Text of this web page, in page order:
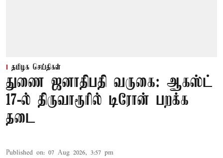
தமிழக செய்திகள்
துணை ஜனாதிபதி வருகை: ஆகஸ்ட்
17-ல் திருவாரூரில் டிரோன் பறக்க
தடை
Published on: 07 Aug 2026, 3:57 pm